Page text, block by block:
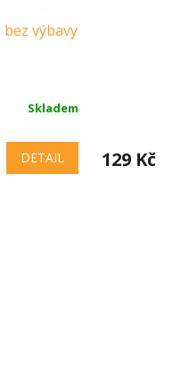
výbavy
Skladem
DETAIL 129 Kč